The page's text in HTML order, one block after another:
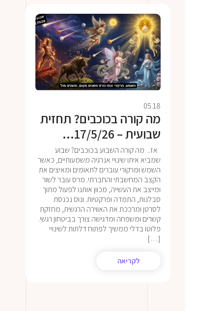
05.18
מה קורה בכוכבים? תחזית
שבועית – 17/5/26...
אז.. מה קורה השבוע בכוכבים? שבוע
שמביא איתו שינויי אנרגיה משמעותיים, כאשר
השמש ומרקורי עוברים לתאומים ומאיצים את
הקצב המחשבתי והחברתי. מרס עובר לשור
ומייצב את העשייה, מכוון אותנו לפעול מתוך
סבלנות, התמדה ופרקטיות. ונוס נכנסת
לסרטן ומרככת את האווירה הרגשית, מחזקת
קשרים ומשפחה ומדגישה צורך בביטחון רגשי.
פלוטו בדלי ממשיך לפתוח דלתות לשינויי
[…]
לקריאה